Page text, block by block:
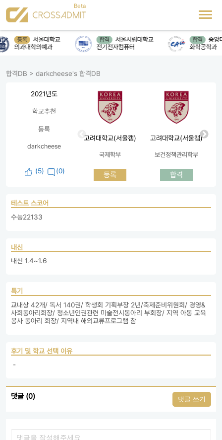
등록
서울대학교
의과대학의예과
합격
서울시립대학교
전기전자컴퓨터
합격
중앙
화학공학과
합격DB > darkcheese's 합격DB
2021년도
학교추천
등록
darkcheese
(5) (0)
고려대학교(서울캠)
국제학부
등록
고려대학교(서울캠)
보건정책관리학부
합격
테스트 스코어
수능22133
내신
내신 1.4~1.6
특기
교내상 42개/ 독서 140권/ 학생회 기획부장 2년/축제준비위원회/ 경영&
사회동아리회장/ 청소년인권관련 미술전시동아리 부회장/ 지역 아동 교육
봉사 동아리 회장/ 지역내 해외교류프로그램 참
후기 및 학교 선택 이유
-
댓글 (0) 댓글 쓰기